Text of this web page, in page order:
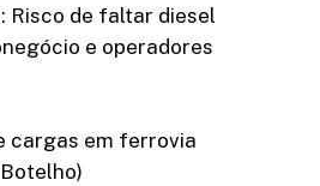
Risco de faltar diesel
e operadores
cargas em ferrovia